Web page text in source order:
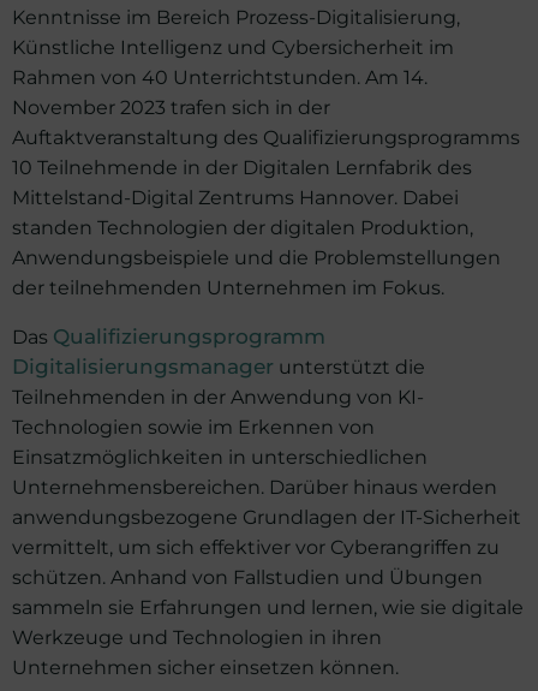
Kenntnisse im Bereich Prozess-Digitalisierung,
Künstliche Intelligenz und Cybersicherheit im
Rahmen von 40 Unterrichtstunden. Am 14.
November 2023 trafen sich in der
Auftaktveranstaltung des Qualifizierungsprogramms
10 Teilnehmende in der Digitalen Lernfabrik des
Mittelstand-Digital Zentrums Hannover. Dabei
standen Technologien der digitalen Produktion,
Anwendungsbeispiele und die Problemstellungen
der teilnehmenden Unternehmen im Fokus.
Das Qualifizierungsprogramm
Digitalisierungsmanager unterstützt die
Teilnehmenden in der Anwendung von KI-
Technologien sowie im Erkennen von
Einsatzmöglichkeiten in unterschiedlichen
Unternehmensbereichen. Darüber hinaus werden
anwendungsbezogene Grundlagen der IT-Sicherheit
vermittelt, um sich effektiver vor Cyberangriffen zu
schützen. Anhand von Fallstudien und Übungen
sammeln sie Erfahrungen und lernen, wie sie digitale
Werkzeuge und Technologien in ihren
Unternehmen sicher einsetzen können.